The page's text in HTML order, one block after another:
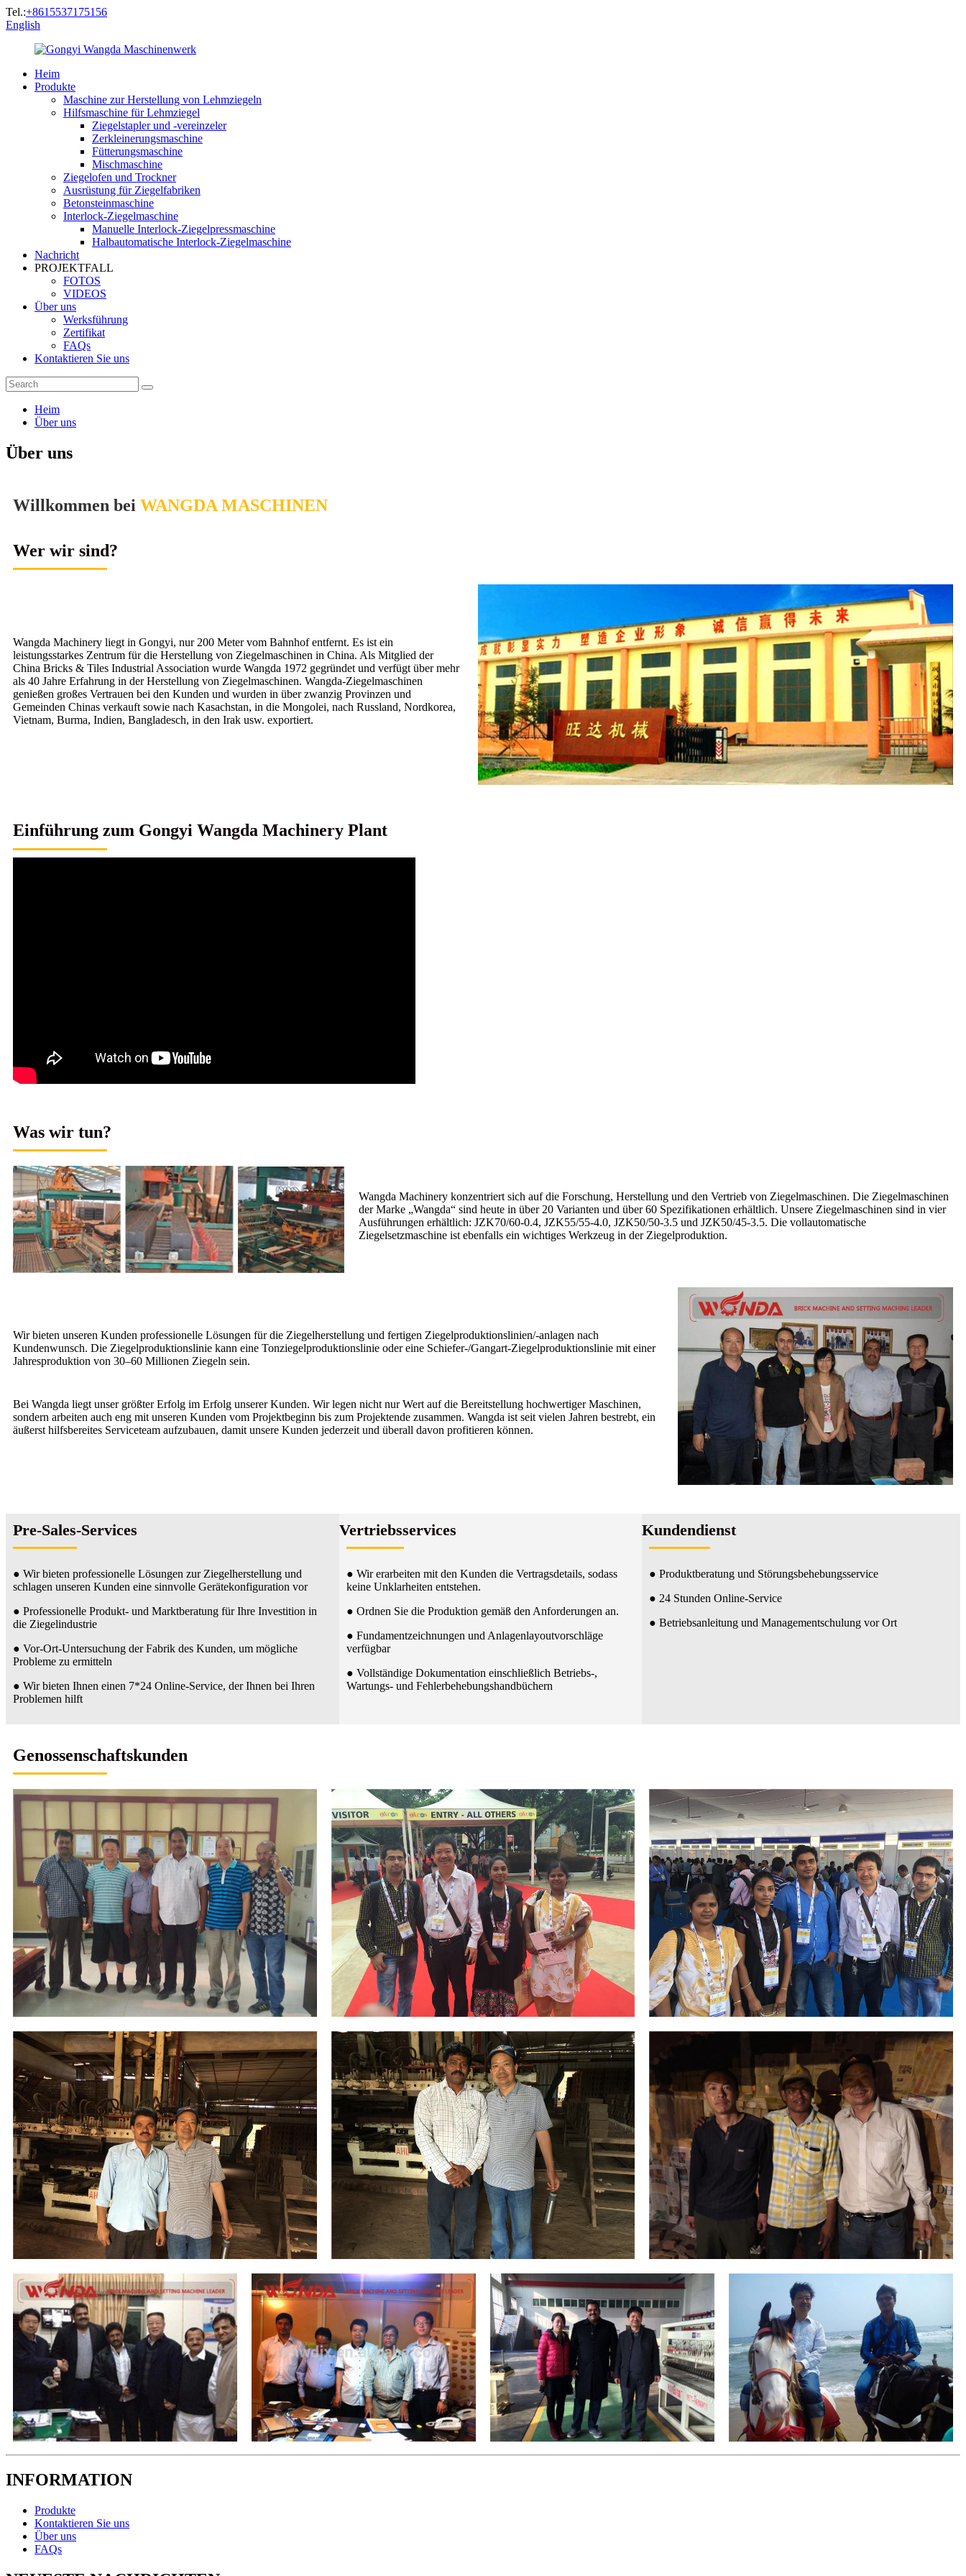
Tel.:+8615537175156
English
Heim
Produkte
Maschine zur Herstellung von Lehmziegeln
Hilfsmaschine für Lehmziegel
Ziegelstapler und -vereinzeler
Zerkleinerungsmaschine
Fütterungsmaschine
Mischmaschine
Ziegelofen und Trockner
Ausrüstung für Ziegelfabriken
Betonsteinmaschine
Interlock-Ziegelmaschine
Manuelle Interlock-Ziegelpressmaschine
Halbautomatische Interlock-Ziegelmaschine
Nachricht
PROJEKTFALL
FOTOS
VIDEOS
Über uns
Werksführung
Zertifikat
FAQs
Kontaktieren Sie uns
Heim
Über uns
Über uns
Willkommen bei WANGDA MASCHINEN
Wer wir sind?
Wangda Machinery liegt in Gongyi, nur 200 Meter vom Bahnhof entfernt. Es ist ein
leistungsstarkes Zentrum für die Herstellung von Ziegelmaschinen in China. Als Mitglied der
China Bricks & Tiles Industrial Association wurde Wangda 1972 gegründet und verfügt über mehr
als 40 Jahre Erfahrung in der Herstellung von Ziegelmaschinen. Wangda-Ziegelmaschinen
genießen großes Vertrauen bei den Kunden und wurden in über zwanzig Provinzen und
Gemeinden Chinas verkauft sowie nach Kasachstan, in die Mongolei, nach Russland, Nordkorea,
Vietnam, Burma, Indien, Bangladesch, in den Irak usw. exportiert.
Einführung zum Gongyi Wangda Machinery Plant
Was wir tun?
Wangda Machinery konzentriert sich auf die Forschung, Herstellung und den Vertrieb von Ziegelmaschinen. Die Ziegelmaschinen
der Marke „Wangda“ sind heute in über 20 Varianten und über 60 Spezifikationen erhältlich. Unsere Ziegelmaschinen sind in vier
Ausführungen erhältlich: JZK70/60-0.4, JZK55/55-4.0, JZK50/50-3.5 und JZK50/45-3.5. Die vollautomatische
Ziegelsetzmaschine ist ebenfalls ein wichtiges Werkzeug in der Ziegelproduktion.
Wir bieten unseren Kunden professionelle Lösungen für die Ziegelherstellung und fertigen Ziegelproduktionslinien/-anlagen nach
Kundenwunsch. Die Ziegelproduktionslinie kann eine Tonziegelproduktionslinie oder eine Schiefer-/Gangart-Ziegelproduktionslinie mit einer
Jahresproduktion von 30–60 Millionen Ziegeln sein.
Bei Wangda liegt unser größter Erfolg im Erfolg unserer Kunden. Wir legen nicht nur Wert auf die Bereitstellung hochwertiger Maschinen,
sondern arbeiten auch eng mit unseren Kunden vom Projektbeginn bis zum Projektende zusammen. Wangda ist seit vielen Jahren bestrebt, ein
äußerst hilfsbereites Serviceteam aufzubauen, damit unsere Kunden jederzeit und überall davon profitieren können.
Pre-Sales-Services
● Wir bieten professionelle Lösungen zur Ziegelherstellung und
schlagen unseren Kunden eine sinnvolle Gerätekonfiguration vor
● Professionelle Produkt- und Marktberatung für Ihre Investition in
die Ziegelindustrie
● Vor-Ort-Untersuchung der Fabrik des Kunden, um mögliche
Probleme zu ermitteln
● Wir bieten Ihnen einen 7*24 Online-Service, der Ihnen bei Ihren
Problemen hilft
Vertriebsservices
● Wir erarbeiten mit den Kunden die Vertragsdetails, sodass
keine Unklarheiten entstehen.
● Ordnen Sie die Produktion gemäß den Anforderungen an.
● Fundamentzeichnungen und Anlagenlayoutvorschläge
verfügbar
● Vollständige Dokumentation einschließlich Betriebs-,
Wartungs- und Fehlerbehebungshandbüchern
Kundendienst
● Produktberatung und Störungsbehebungsservice
● 24 Stunden Online-Service
● Betriebsanleitung und Managementschulung vor Ort
Genossenschaftskunden
INFORMATION
Produkte
Kontaktieren Sie uns
Über uns
FAQs